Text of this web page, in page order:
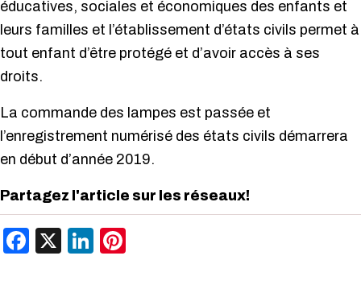
éducatives, sociales et économiques des enfants et
leurs familles et l’établissement d’états civils permet à
tout enfant d’être protégé et d’avoir accès à ses
droits.
La commande des lampes est passée et
l’enregistrement numérisé des états civils démarrera
en début d’année 2019.
Partagez l'article sur les réseaux!
Facebook
X LinkedIn